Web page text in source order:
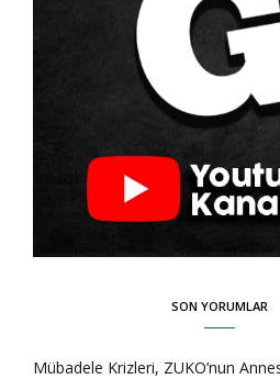
SON YORUMLAR
Mübadele Krizleri, ZUKO’nun